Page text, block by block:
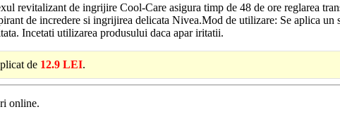
revitalizant de ingrijire Cool-Care asigura timp de 48 de ore reglarea
de incredere si ingrijirea delicata Nivea.Mod de utilizare: Se aplica un
Incetati utilizarea produsului daca apar iritatii.
de 12.9 LEI.
online.